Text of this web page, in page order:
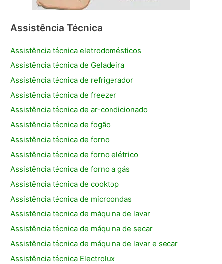
Assistência Técnica
Assistência técnica eletrodomésticos
Assistência técnica de Geladeira
Assistência técnica de refrigerador
Assistência técnica de freezer
Assistência técnica de ar-condicionado
Assistência técnica de fogão
Assistência técnica de forno
Assistência técnica de forno elétrico
Assistência técnica de forno a gás
Assistência técnica de cooktop
Assistência técnica de microondas
Assistência técnica de máquina de lavar
Assistência técnica de máquina de secar
Assistência técnica de máquina de lavar e secar
Assistência técnica Electrolux